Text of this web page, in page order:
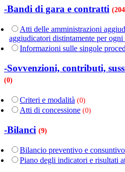
-Bandi di gara e contratti
Atti delle amministrazioni
aggiudicatori distintamente per ogni
Informazioni sulle singole
-Sovvenzioni, contributi,
(0)
Criteri e modalità (0)
Atti di concessione (0)
-Bilanci (9)
Bilancio preventivo e consuntivo
Piano degli indicatori e risultati